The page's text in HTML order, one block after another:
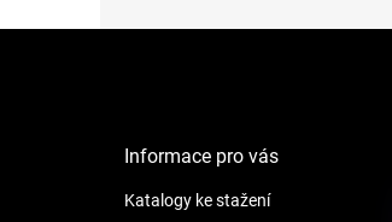
Informace pro vás
Katalogy ke stažení